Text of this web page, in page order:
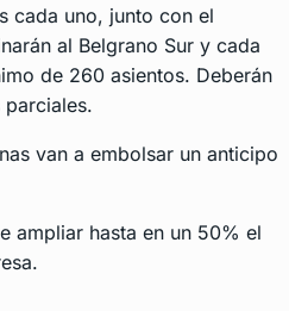
cada uno, junto con el
al Belgrano Sur y cada
de 260 asientos. Deberán
van a embolsar un anticipo
ampliar hasta en un 50% el